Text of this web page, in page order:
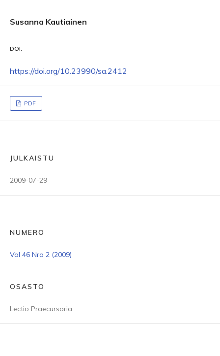
Susanna Kautiainen
DOI:
https://doi.org/10.23990/sa.2412
PDF
JULKAISTU
2009-07-29
NUMERO
Vol 46 Nro 2 (2009)
OSASTO
Lectio Praecursoria